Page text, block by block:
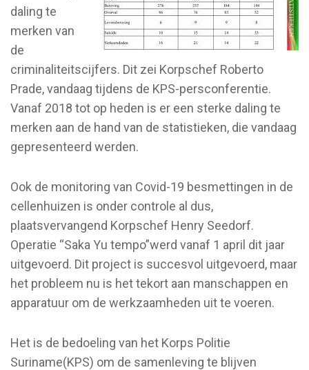
daling te
merken van
de
criminaliteitscijfers. Dit zei Korpschef Roberto
Prade, vandaag tijdens de KPS-persconferentie.
Vanaf 2018 tot op heden is er een sterke daling te
merken aan de hand van de statistieken, die vandaag
gepresenteerd werden.
Ook de monitoring van Covid-19 besmettingen in de
cellenhuizen is onder controle al dus,
plaatsvervangend Korpschef Henry Seedorf.
Operatie “Saka Yu tempo”werd vanaf 1 april dit jaar
uitgevoerd. Dit project is succesvol uitgevoerd, maar
het probleem nu is het tekort aan manschappen en
apparatuur om de werkzaamheden uit te voeren.
Het is de bedoeling van het Korps Politie
Suriname(KPS) om de samenleving te blijven